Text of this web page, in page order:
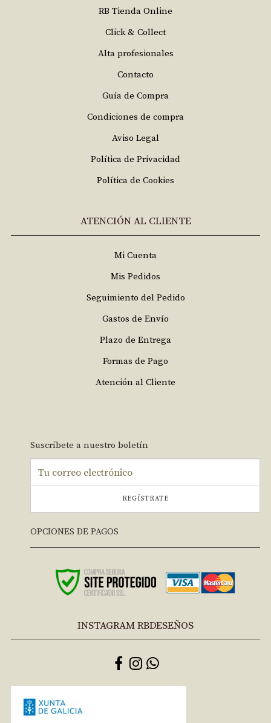
RB Tienda Online
Click & Collect
Alta profesionales
Contacto
Guía de Compra
Condiciones de compra
Aviso Legal
Política de Privacidad
Política de Cookies
ATENCIÓN AL CLIENTE
Mi Cuenta
Mis Pedidos
Seguimiento del Pedido
Gastos de Envío
Plazo de Entrega
Formas de Pago
Atención al Cliente
Suscríbete a nuestro boletín
REGÍSTRATE
OPCIONES DE PAGOS
INSTAGRAM RBDESEÑOS